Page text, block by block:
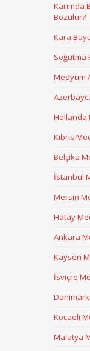
Karımda
Bozulur?
Kara
Soğutma
Medyum
Hollanda
Kıbrıs
Belçika
İstanbul
Mersin
Hatay
Ankara
Kayseri
İsviçre
Kocaeli
Malatya